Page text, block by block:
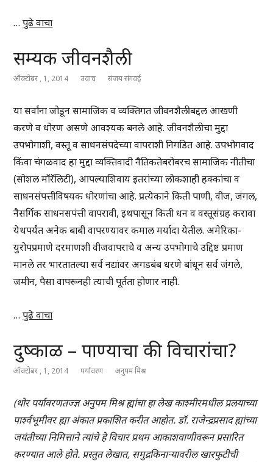
…पुढे वाचा
सम्यक जीवनशैली
ऑक्टोबर , 1, 2014 उवाच संजय संगवई
या सर्वांना जोडून सामाजिक व व्यक्तिगत जीवनशैलीबद्दल आखणी
करणे व धोरण असणे आवश्यक बनले आहे. जीवनशैलीचा मुद्दा
उपभोगाशी, वस्तू व साधनसंपदेच्या वापराशी निगडित आहे. उपभोगवाद
किंवा चंगळवाद हा मुद्दा व्यक्तिवादी नैतिकतेबरोबरच सामाजिक नीतीचा
(सोशल मॉरॅलिटी), आपल्याशिवाय इतरांच्या लोकशाही हक्कांचा व
साधनसंपत्तीविषयक धोरणांचा आहे. प्रत्येकाने किती पाणी, वीज, जंगल,
नैसर्गिक साधनसपंत्ती वापरावी, इथपासून किती धन व वस्तूसंग्रह करावा
येथपर्यंत अनेक बाबी वापरण्यावर कमाल मर्यादा येतील. अमेरिका-
युरोपप्रमाणे दरमाणशी वीजवापराचे व अन्य उपभोगाचे उद्दिष्ट प्रमाण
मानले तर भारतातल्या सर्व नद्यांवर अगडबंब धरणे बांधून सर्व जंगले,
जमीन, पैसा वापरूनही त्याची पूर्तता होणार नाही.
…पुढे वाचा
दुष्काळ – पाण्याचा की विचारांचा?
ऑक्टोबर , 1, 2014 पर्यावरण अनुपम मिश्र
(थोर पर्यावरणतज्ज्ञ अनुपम मिश्र ह्यांचा हा लेख काश्मीरमधील प्रलयाच्या
पार्श्वभूमीवर ह्या अंकात प्रकाशित करीत आहोत. डॉ. राजेन्द्रप्रसाद ह्यांच्या
जयंतीच्या निमित्ताने त्यांचे हे विचार प्रथम आकाशवाणीवरून प्रसारित
करण्यात आले होते. प्रस्तुत लेखात, समुद्रकिनाऱ्यावरील खारफुटीची